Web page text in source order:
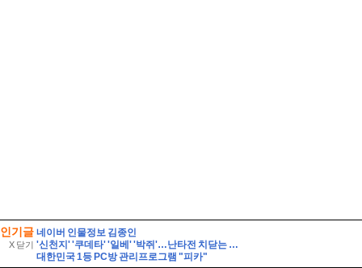
인기글
X 닫기
네이버 인물정보 김종인
'신천지' '쿠데타' '일베' '박쥐'…난타전 치닫는 민주당 전당대회
대한민국 1등 PC방 관리프로그램 "피카"